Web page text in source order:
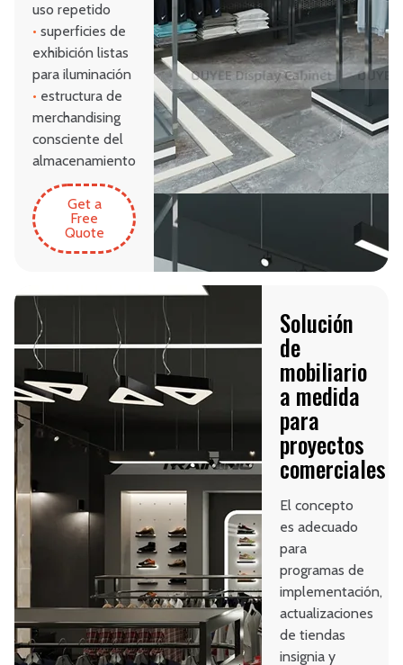
uso repetido
• superficies de
exhibición listas
para iluminación
• estructura de
merchandising
consciente del
almacenamiento
Get a
Free
Quote
Solución
de
mobiliario
a medida
para
proyectos
comerciales
El concepto
es adecuado
para
programas de
implementación,
actualizaciones
de tiendas
insignia y